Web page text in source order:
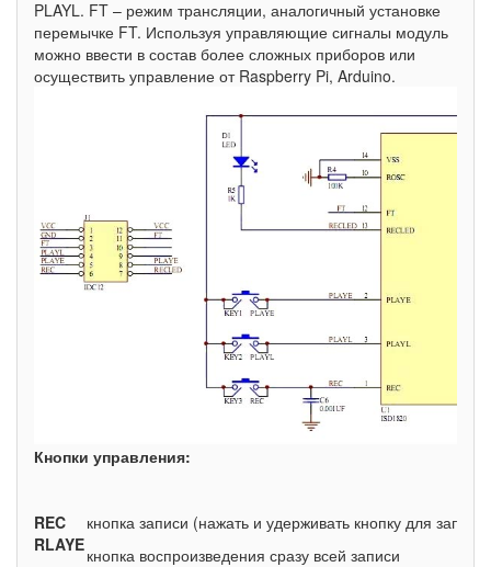
PLAYL. FT – режим трансляции, аналогичный установке
перемычке FT. Используя управляющие сигналы модуль
можно ввести в состав более сложных приборов или
осуществить управление от Raspberry Pi, Arduino.
Кнопки управления:
REC
кнопка записи (нажать и удерживать кнопку для записи)
RLAYEкнопка воспроизведения сразу всей записи